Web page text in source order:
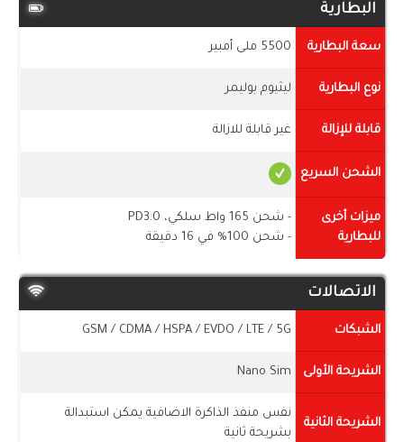
البطارية
سعة البطارية 5500 ملى أمبير
نوع البطارية ليثيوم بوليمر
قابلة للإزالة غير قابلة للازالة
الشحن السريع
ميزات أخرى
للبطارية
- شحن 165 واط سلكي، PD3.0
- شحن 100% في 16 دقيقة
الاتصالات
الشبكات GSM / CDMA / HSPA / EVDO / LTE / 5G
الشريحة الأولى Nano Sim
الشريحة الثانية
نفس منفذ الذاكرة الاضافية يمكن استبدالة
بشريحة ثانية